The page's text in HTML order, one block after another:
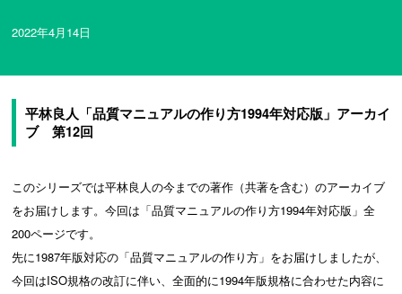
2022年4月14日
平林良人「品質マニュアルの作り方1994年対応版」アーカイ
ブ 第12回
このシリーズでは平林良人の今までの著作（共著を含む）のアーカイブ
をお届けします。今回は「品質マニュアルの作り方1994年対応版」全
200ページです。
先に1987年版対応の「品質マニュアルの作り方」をお届けしましたが、
今回はISO規格の改訂に伴い、全面的に1994年版規格に合わせた内容に